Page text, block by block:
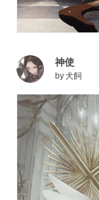
神使
by犬飼